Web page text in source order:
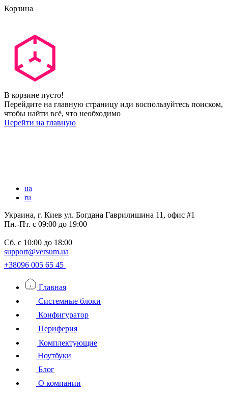
Корзина
В корзине пусто!
Перейдите на главную страницу иди воспользуйтесь поиском,
чтобы найти всё, что необходимо
Перейти на главную
ua
ru
Украина, г. Киев ул. Богдана Гаврилишина 11, офис #1
Пн.-Пт. с 09:00 до 19:00
Сб. с 10:00 до 18:00
support@versum.ua
+38096 005 65 45
Главная
Системные блоки
Конфигуратор
Периферия
Комплектующие
Ноутбуки
Блог
О компании